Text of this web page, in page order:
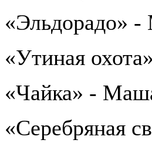
«Эльдорадо»
«Утиная
«Чайка» -
«Серебряная